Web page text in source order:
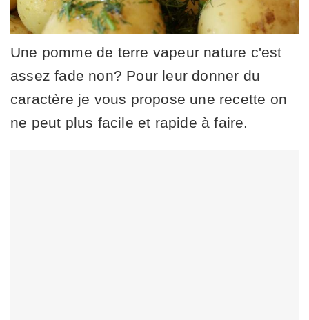
Une pomme de terre vapeur nature c'est
assez fade non? Pour leur donner du
caractère je vous propose une recette on
ne peut plus facile et rapide à faire.